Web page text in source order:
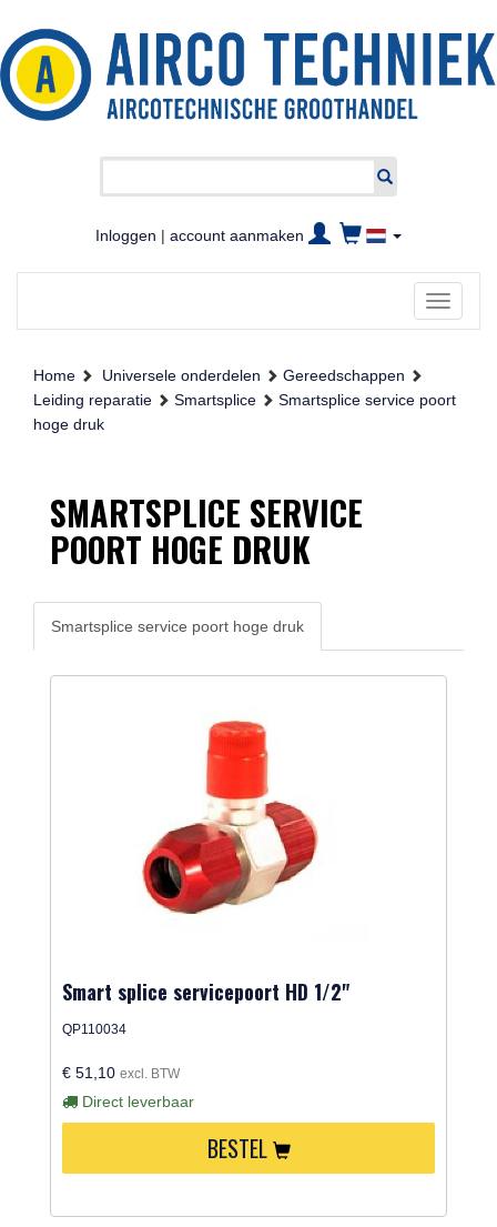
Inloggen | account aanmaken
Toggle
Home Universele onderdelen
Gereedschappen
Leiding reparatie
Smartsplice
Smartsplice service poort
hoge druk
SMARTSPLICE SERVICE
POORT HOGE DRUK
Smartsplice service poort hoge druk
Smart splice servicepoort HD 1/2"
QP110034
€ 51,10 excl. BTW
Direct leverbaar
BESTEL